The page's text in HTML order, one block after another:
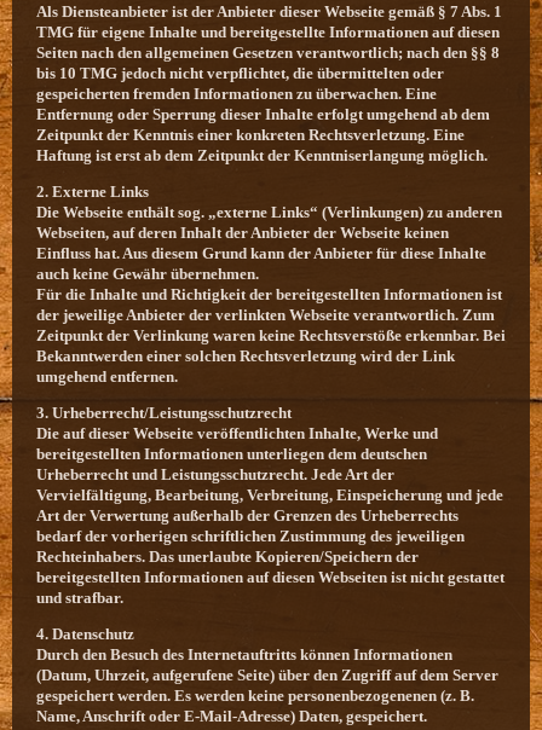
Als Diensteanbieter ist der Anbieter dieser Webseite gemäß § 7 Abs. 1
TMG für eigene Inhalte und bereitgestellte Informationen auf diesen
Seiten nach den allgemeinen Gesetzen verantwortlich; nach den §§ 8
bis 10 TMG jedoch nicht verpflichtet, die übermittelten oder
gespeicherten fremden Informationen zu überwachen. Eine
Entfernung oder Sperrung dieser Inhalte erfolgt umgehend ab dem
Zeitpunkt der Kenntnis einer konkreten Rechtsverletzung. Eine
Haftung ist erst ab dem Zeitpunkt der Kenntniserlangung möglich.
2. Externe Links
Die Webseite enthält sog. „externe Links“ (Verlinkungen) zu anderen
Webseiten, auf deren Inhalt der Anbieter der Webseite keinen
Einfluss hat. Aus diesem Grund kann der Anbieter für diese Inhalte
auch keine Gewähr übernehmen.
Für die Inhalte und Richtigkeit der bereitgestellten Informationen ist
der jeweilige Anbieter der verlinkten Webseite verantwortlich. Zum
Zeitpunkt der Verlinkung waren keine Rechtsverstöße erkennbar. Bei
Bekanntwerden einer solchen Rechtsverletzung wird der Link
umgehend entfernen.
3. Urheberrecht/Leistungsschutzrecht
Die auf dieser Webseite veröffentlichten Inhalte, Werke und
bereitgestellten Informationen unterliegen dem deutschen
Urheberrecht und Leistungsschutzrecht. Jede Art der
Vervielfältigung, Bearbeitung, Verbreitung, Einspeicherung und jede
Art der Verwertung außerhalb der Grenzen des Urheberrechts
bedarf der vorherigen schriftlichen Zustimmung des jeweiligen
Rechteinhabers. Das unerlaubte Kopieren/Speichern der
bereitgestellten Informationen auf diesen Webseiten ist nicht gestattet
und strafbar.
4. Datenschutz
Durch den Besuch des Internetauftritts können Informationen
(Datum, Uhrzeit, aufgerufene Seite) über den Zugriff auf dem Server
gespeichert werden. Es werden keine personenbezogenenen (z. B.
Name, Anschrift oder E-Mail-Adresse) Daten, gespeichert.